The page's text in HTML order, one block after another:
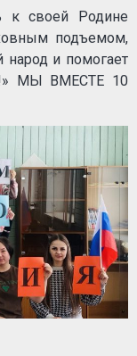
своей Родине
подъемом,
и помогает
МЫ ВМЕСТЕ 10